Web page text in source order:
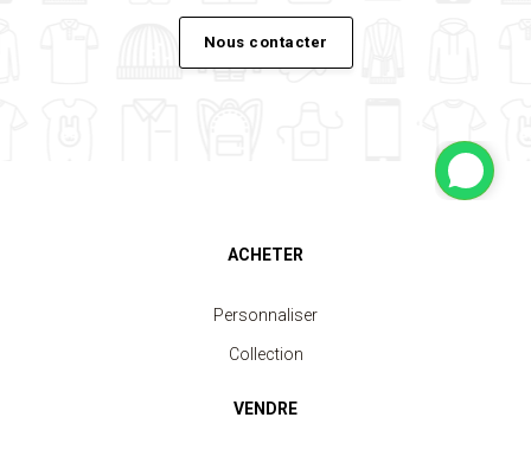
Nous contacter
ACHETER
Personnaliser
Collection
VENDRE